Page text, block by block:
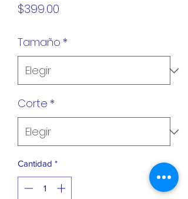
$399.00
Tamaño *
Corte *
Cantidad *